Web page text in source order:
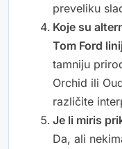
preveliku
Koje su
Tom Ford
tamniju
Orchid ili
različite
Je li miris
Da, ali